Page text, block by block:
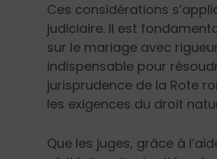
Ces considérations
judiciaire. Il est
sur le mariage avec
indispensable pour
jurisprudence de la Rote
les exigences du droit
Que les juges, grâce à